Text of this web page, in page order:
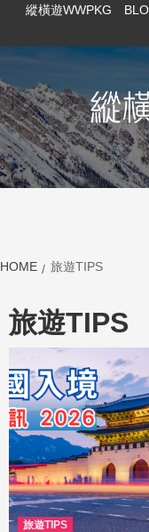
縱橫遊WWPKG
HOME 旅遊TIPS
旅遊TIPS
旅遊TIPS